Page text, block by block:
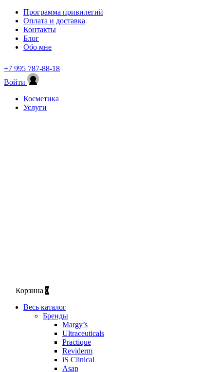
Программа привилегий
Оплата и доставка
Контакты
Блог
Обо мне
+7 995 787-88-18
Войти
Косметика
Услуги
Корзина 0
Весь каталог
Бренды
Margy’s
Ultraceuticals
Practique
Reviderm
iS Clinical
Asap